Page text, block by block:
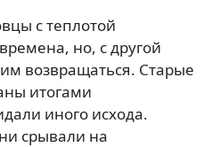
с теплотой
но, с другой
возвращаться. Старые
итогами
иного исхода.
срывали на